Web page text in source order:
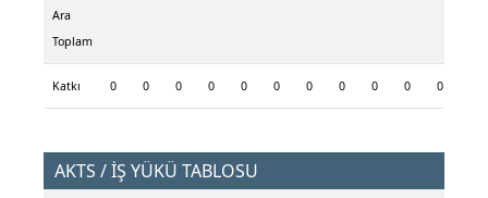
Ara
Toplam
Katkı 0 0 0 0 0 0 0 0 0 0 0
AKTS / İŞ YÜKÜ TABLOSU